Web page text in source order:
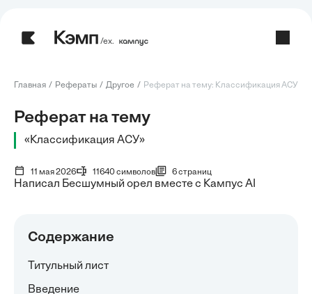
/ех.
Главная Рефераты Другое Реферат на тему: Классификация АСУ
Реферат на тему
«Классификация АСУ»
11 мая 2026 11640 символов 6 страниц
Написал Бесшумный орел вместе с Кампус AI
Содержание
Титульный лист
Введение